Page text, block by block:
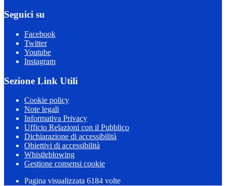
Seguici su
Facebook
Twitter
Youtube
Instagram
Sezione Link Utili
Cookie policy
Note legali
Informativa Privacy
Ufficio Relazioni con il Pubblico
Dichiarazione di accessibilità
Obiettivi di accessibilità
Whistleblowing
Gestione consensi cookie
Pagina visualizzata 6184 volte